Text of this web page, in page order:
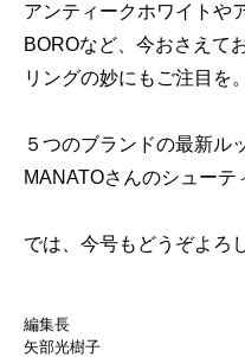
アンティークホワイトや
BOROなど、今おさえて
リングの妙にもご注目を。
５つのブランドの最新ル
MANATOさんのシューテ
では、今号もどうぞよろ
編集長
矢部光樹子